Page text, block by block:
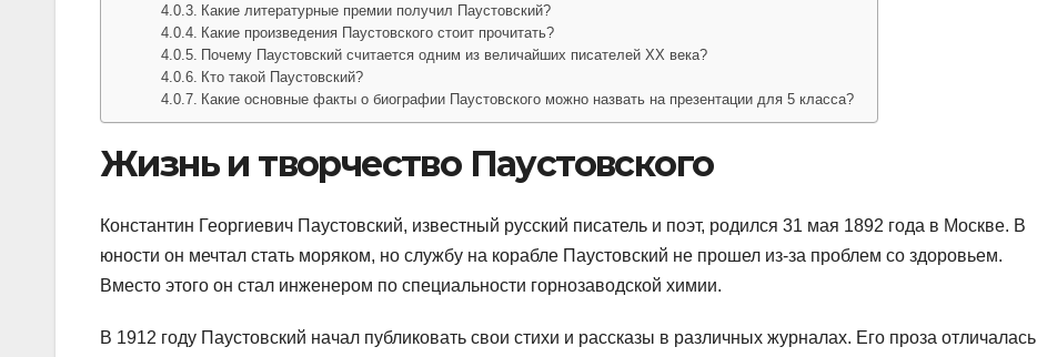
Какие литературные премии получил Паустовский?
Какие произведения Паустовского стоит прочитать?
Почему Паустовский считается одним из величайших писателей XX века?
Кто такой Паустовский?
Какие основные факты о биографии Паустовского можно назвать на презентации для 5 класса?
Жизнь и творчество Паустовского
Константин Георгиевич Паустовский, известный русский писатель и поэт, родился 31 мая 1892 года в Москве. В
юности он мечтал стать моряком, но службу на корабле Паустовский не прошел из-за проблем со здоровьем.
Вместо этого он стал инженером по специальности горнозаводской химии.
В 1912 году Паустовский начал публиковать свои стихи и рассказы в различных журналах. Его проза отличалась